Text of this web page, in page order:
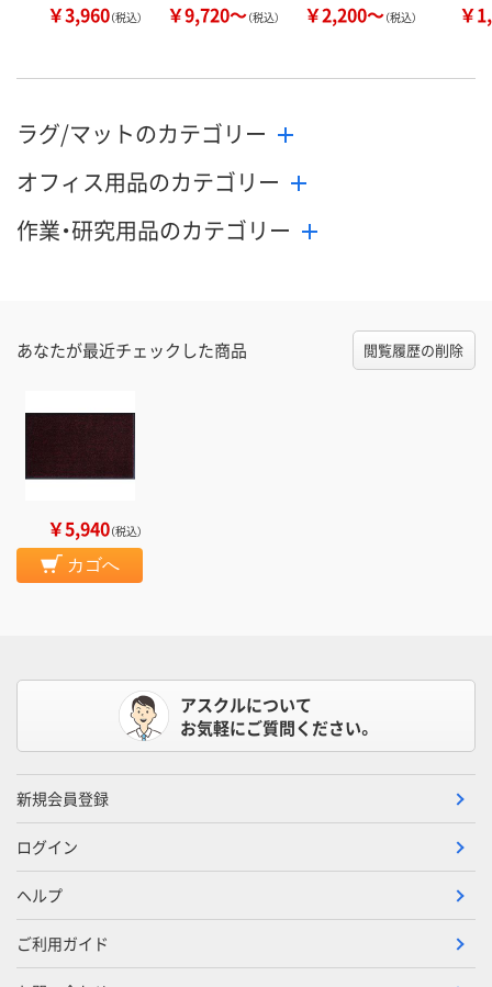
￥3,960（税込） ￥9,720～（税込） ￥2,200～（税込） ￥
ラグ/マットのカテゴリー
オフィス用品のカテゴリー
作業・研究用品のカテゴリー
あなたが最近チェックした商品 閲覧履歴の削除
￥5,940（税込）
カゴへ
アスクルについて
お気軽にご質問ください。
新規会員登録
ログイン
ヘルプ
ご利用ガイド